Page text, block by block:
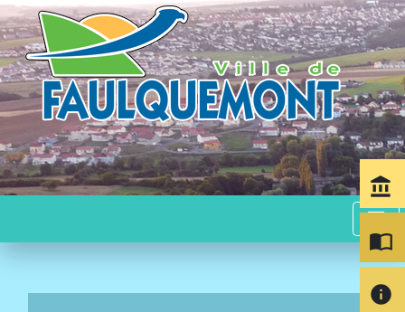
menu
account_balance
import_contacts
info